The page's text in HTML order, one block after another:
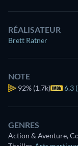
RÉALISATEUR
Brett Ratner
NOTE
92% (1.7k) 6.3
GENRES
Action & Aventure,